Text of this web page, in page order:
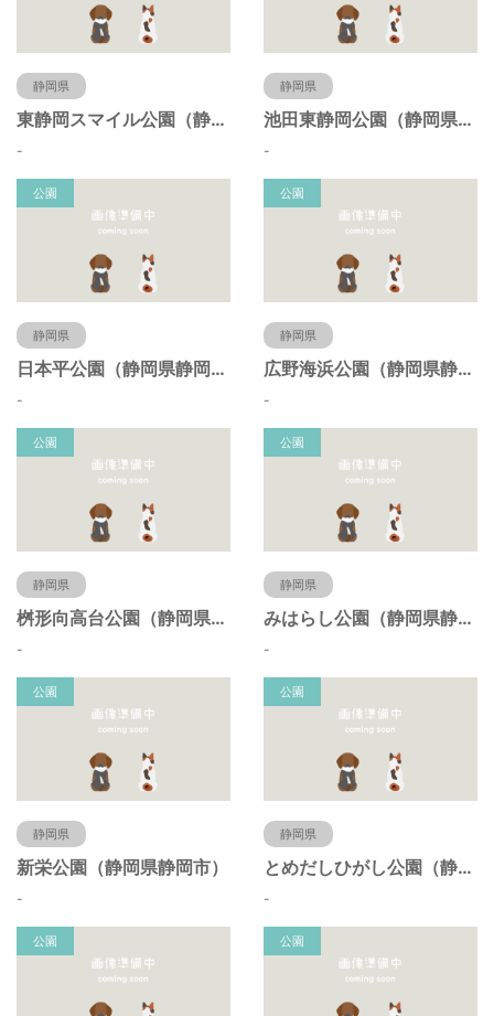
静岡県
東静岡スマイル公園（静岡県静岡市）
-
静岡県
池田東静岡公園（静岡県静岡市）
-
公園
静岡県
日本平公園（静岡県静岡市）
-
公園
静岡県
広野海浜公園（静岡県静岡市）
-
公園
静岡県
桝形向高台公園（静岡県静岡市）
-
公園
静岡県
みはらし公園（静岡県静岡市）
-
公園
静岡県
新栄公園（静岡県静岡市）
-
公園
静岡県
とめだしひがし公園（静岡県静岡市）
-
公園 公園